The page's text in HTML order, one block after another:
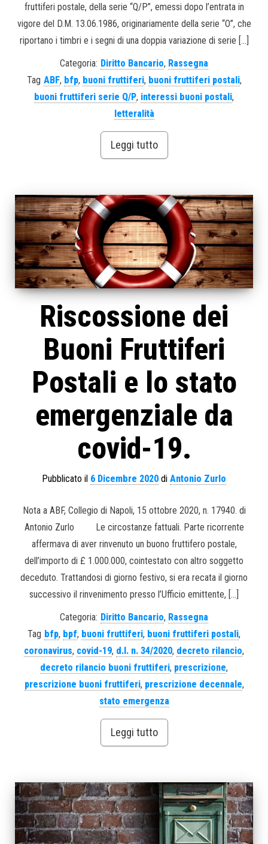
fruttiferi postale, della serie “Q/P”, emessi dopo l’entrata in
vigore del D.M. 13.06.1986, originariamente della serie “O”, che
riportano i timbri e i segni di una doppia variazione di serie […]
Categoria: Diritto Bancario, Rassegna
Tag ABF, bfp, buoni fruttiferi, buoni fruttiferi postali,
buoni fruttiferi serie Q/P, interessi buoni postali,
letteralità
Leggi tutto
Riscossione dei
Buoni Fruttiferi
Postali e lo stato
emergenziale da
covid-19.
Pubblicato il 6 Dicembre 2020 di Antonio Zurlo
Nota a ABF, Collegio di Napoli, 15 ottobre 2020, n. 17940. di
Antonio Zurlo Le circostanze fattuali. Parte ricorrente
affermava di aver rinvenuto un buono fruttifero postale,
dell’importo di £ 1.000.000, cointestato con altro soggetto
deceduto. Trattandosi di giorno festivo, si era recata il giorno
successivo il rinvenimento presso l’Ufficio emittente, […]
Categoria: Diritto Bancario, Rassegna
Tag bfp, bpf, buoni fruttiferi, buoni fruttiferi postali,
coronavirus, covid-19, d.l. n. 34/2020, decreto rilancio,
decreto rilancio buoni fruttiferi, prescrizione,
prescrizione buoni fruttiferi, prescrizione decennale,
stato emergenza
Leggi tutto